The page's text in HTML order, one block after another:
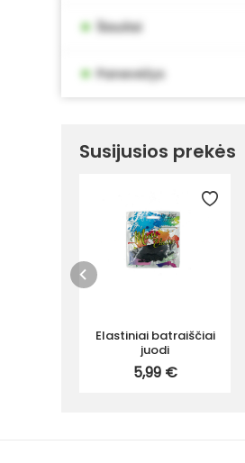
• Šiauliai
• Panevėžys
Susijusios prekės
Elastiniai batraiščiai
juodi
5,99 €